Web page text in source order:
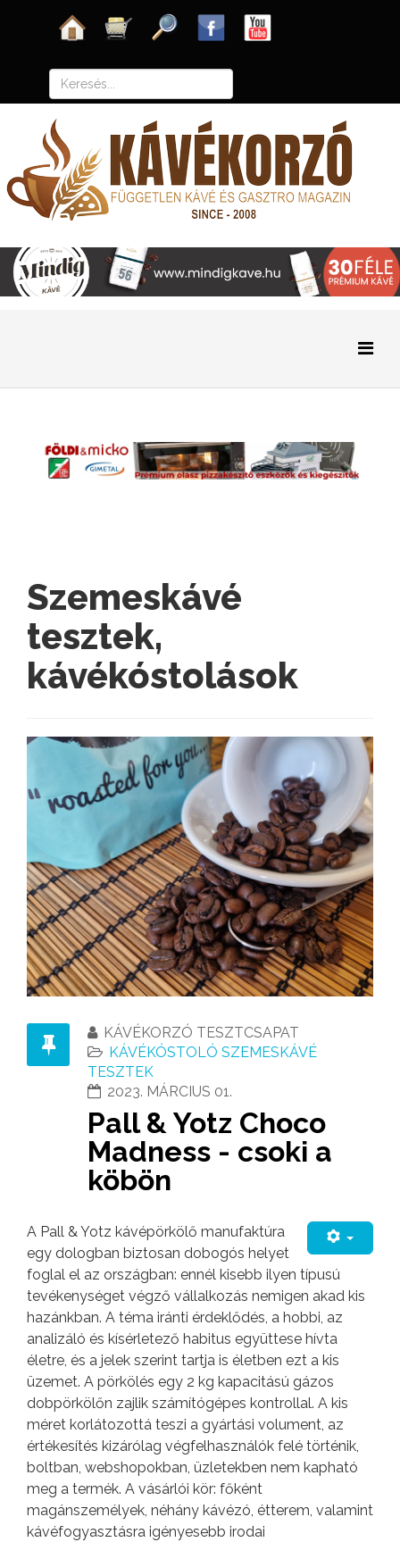
Szemeskávé
tesztek,
kávékóstolások
KÁVÉKORZÓ TESZTCSAPAT
KÁVÉKÓSTOLÓ SZEMESKÁVÉ
TESZTEK
2023. MÁRCIUS 01.
Pall & Yotz Choco
Madness - csoki a
köbön
A Pall & Yotz kávépörkölő manufaktúra
egy dologban biztosan dobogós helyet
foglal el az országban: ennél kisebb ilyen típusú
tevékenységet végző vállalkozás nemigen akad kis
hazánkban. A téma iránti érdeklődés, a hobbi, az
analizáló és kísérletező habitus együttese hívta
életre, és a jelek szerint tartja is életben ezt a kis
üzemet. A pörkölés egy 2 kg kapacitású gázos
dobpörkölőn zajlik számítógépes kontrollal. A kis
méret korlátozottá teszi a gyártási volument, az
értékesítés kizárólag végfelhasználók felé történik,
boltban, webshopokban, üzletekben nem kapható
meg a termék. A vásárlói kör: főként
magánszemélyek, néhány kávézó, étterem, valamint
kávéfogyasztásra igényesebb irodai